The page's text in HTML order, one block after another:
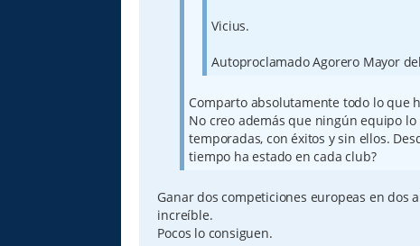
Vicius.
Autoproclamado Agorero Mayor
Comparto absolutamente todo lo que
No creo además que ningún equipo
temporadas, con éxitos y sin ellos.
tiempo ha estado en cada club?
Ganar dos competiciones europeas en dos
increíble.
Pocos lo consiguen.